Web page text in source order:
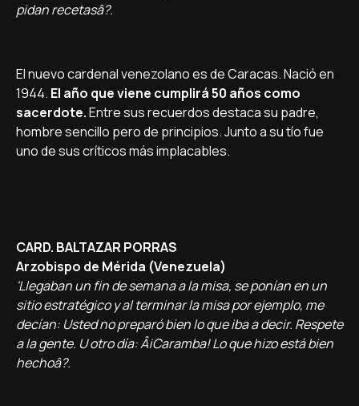
pidan recetasâ?.
El nuevo cardenal venezolano es de Caracas. Nació en
1944. El año que viene cumplirá 50 años como
sacerdote.Entre sus recuerdos destaca su padre,
hombre sencillo pero de principios. Junto a su tí­o fue
uno de sus crí­ticos más implacables.
CARD. BALTAZAR PORRAS
Arzobispo de Mérida (Venezuela)
'Llegaban un fin de semana a la misa, se poní­an en un
sitio estratégico y al terminar la misa por ejemplo, me
decí­an: Usted no preparó bien lo que iba a decir. Respete
a la gente. U otro dí­a: Â¡Caramba! Lo que hizo está bien
hechoâ?.